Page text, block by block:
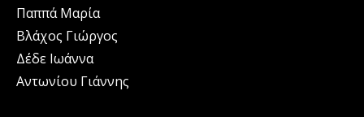
Παππά Μαρία
Βλάχος Γιώργος
Δέδε Ιωάννα
Αντωνίου Γιάννης